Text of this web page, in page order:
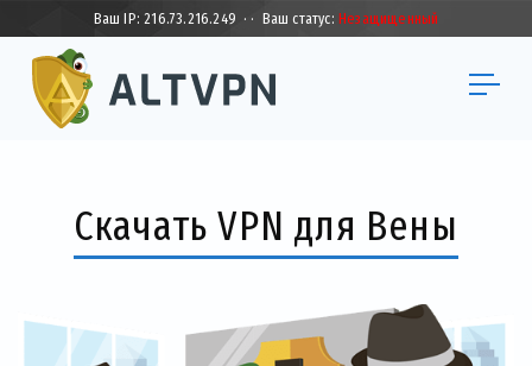
Ваш IP:216.73.216.249 · · Ваш статус:Незащищенный
Скачать VPN для Вены